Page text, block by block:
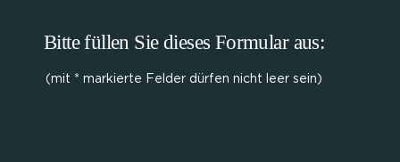
Bitte füllen Sie dieses Formular aus:
(mit * markierte Felder dürfen nicht leer sein)